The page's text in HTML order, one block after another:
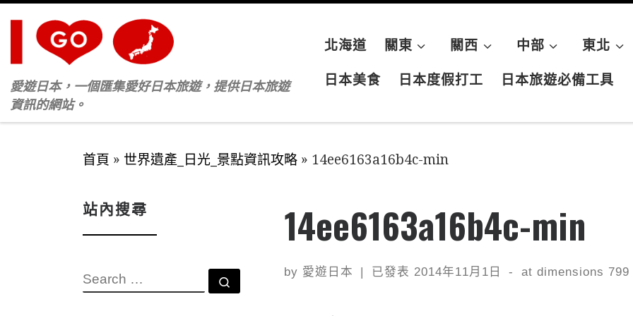
Skip to content
愛遊日本，一個匯集愛好日本旅遊，提供日本旅遊
資訊的網站。
北海道 關東 關西 中部 東北
日本美食 日本度假打工 日本旅遊必備工具
首頁 » 世界遺產_日光_景點資訊攻略 » 14ee6163a16b4c-min
14ee6163a16b4c-min
by 愛遊日本 已發表 2014年11月1日 - at dimensions
站內搜尋
SEARCH